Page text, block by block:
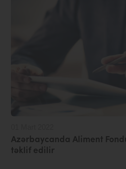
Azərbaycanda Aliment
təklif edilir